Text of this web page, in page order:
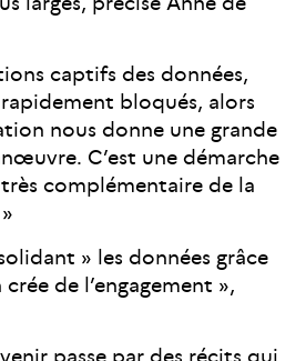
captifs des données,
bloqués, alors
nous donne une grande
C’est une démarche
complémentaire de la
» les données grâce
de l’engagement »,